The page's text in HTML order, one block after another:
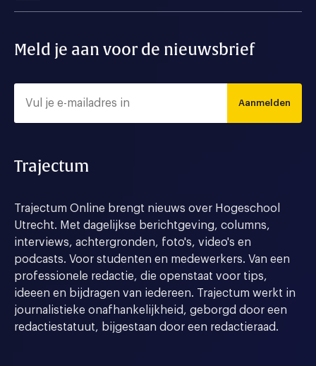
Meld je aan voor de nieuwsbrief
Aanmelden
Trajectum
Trajectum Online brengt nieuws over Hogeschool
Utrecht. Met dagelijkse berichtgeving, columns,
interviews, achtergronden, foto's, video's en
podcasts. Voor studenten en medewerkers. Van een
professionele redactie, die openstaat voor tips,
ideeen en bijdragen van iedereen. Trajectum werkt in
journalistieke onafhankelijkheid, geborgd door een
redactiestatuut, bijgestaan door een redactieraad.